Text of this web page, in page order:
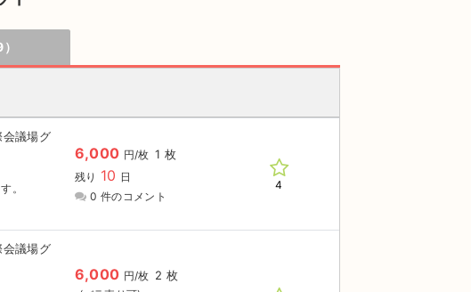
議場グ
。
6,000 円/枚 1 枚
残り 10 日
0 件のコメント
4
議場グ
6,000 円/枚 2 枚